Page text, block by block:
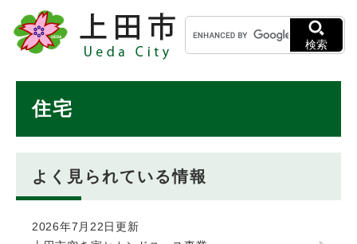
メニューを飛ばして本文へ
キ
ー
ワ
検索
住宅
よく見られている情報
2026年7月22日更新